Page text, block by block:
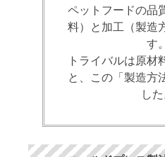
ペットフードの品
料）と加工（製造
す。
トライバルは原材
と、この「製造方
した